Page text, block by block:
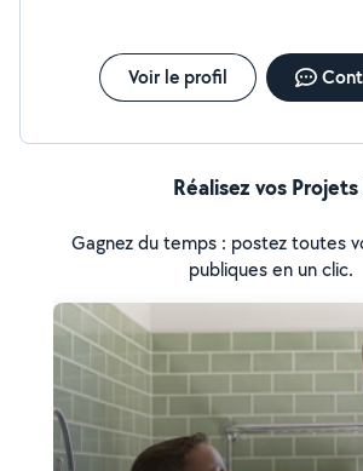
Voir le profil
Réalisez vos Projets
Gagnez du temps : postez toutes
publiques en un clic.